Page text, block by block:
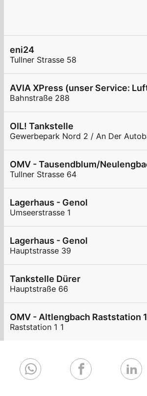
eni24
Tullner Strasse 58
Bahnstraße 288
OIL! Tankstelle
Tullner Strasse 64
Lagerhaus - Genol
Umseerstrasse 1
Lagerhaus - Genol
Hauptstrasse 39
Tankstelle Dürer
Hauptstraße 66
OMV - Altlengbach Raststation 1
Raststation 1 1